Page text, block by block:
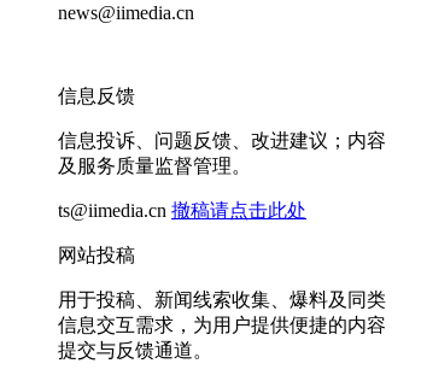
news@iimedia.cn
信息反馈
信息投诉、问题反馈、改进建议；内容
及服务质量监督管理。
ts@iimedia.cn 撤稿请点击此处
网站投稿
用于投稿、新闻线索收集、爆料及同类
信息交互需求，为用户提供便捷的内容
提交与反馈通道。